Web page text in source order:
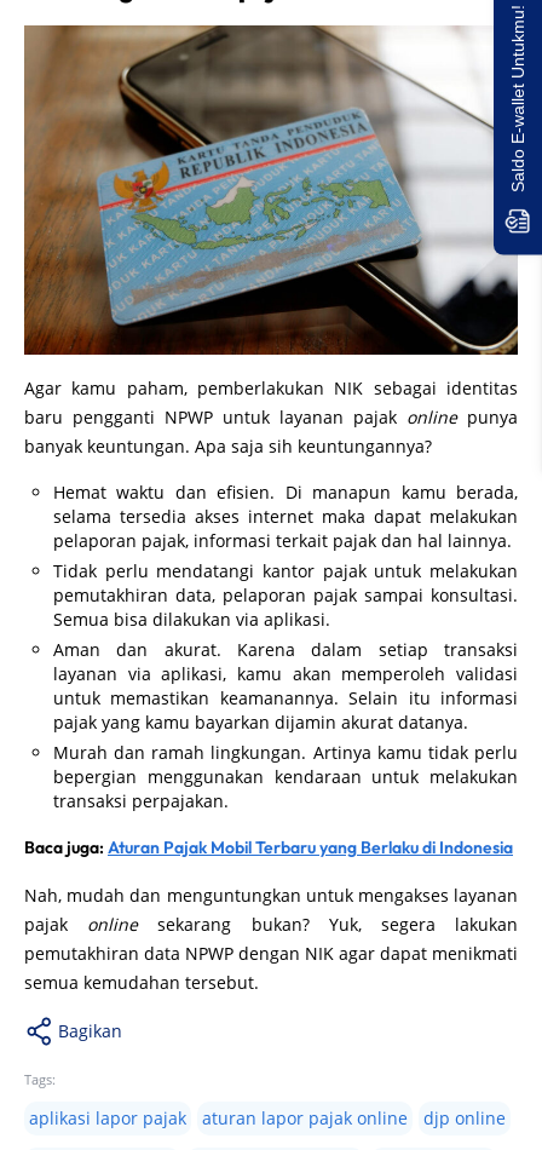
Agar kamu paham, pemberlakukan NIK sebagai identitas
baru pengganti NPWP untuk layanan pajak onlinepunya
banyak keuntungan. Apa saja sih keuntungannya?
Hemat waktu dan efisien. Di manapun kamu berada,
selama tersedia akses internet maka dapat melakukan
pelaporan pajak, informasi terkait pajak dan hal lainnya.
Tidak perlu mendatangi kantor pajak untuk melakukan
pemutakhiran data, pelaporan pajak sampai konsultasi.
Semua bisa dilakukan via aplikasi.
Aman dan akurat. Karena dalam setiap transaksi
layanan via aplikasi, kamu akan memperoleh validasi
untuk memastikan keamanannya. Selain itu informasi
pajak yang kamu bayarkan dijamin akurat datanya.
Murah dan ramah lingkungan. Artinya kamu tidak perlu
bepergian menggunakan kendaraan untuk melakukan
transaksi perpajakan.
Baca juga: Aturan Pajak Mobil Terbaru yang Berlaku di Indonesia
Nah, mudah dan menguntungkan untuk mengakses layanan
pajak onlinesekarang bukan? Yuk, segera lakukan
pemutakhiran data NPWP dengan NIK agar dapat menikmati
semua kemudahan tersebut.
Bagikan
Tags:
aplikasi lapor pajak aturan lapor pajak online
djp online
Saldo E-wallet Untukmu!